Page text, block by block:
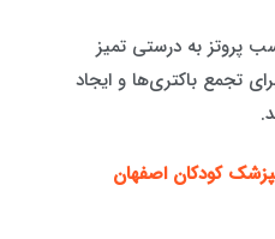
پروتز به درستی تمیز
تجمع باکتری‌ها و ایجاد
کودکان اصفهان